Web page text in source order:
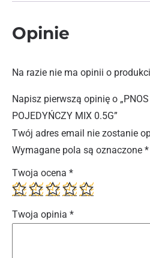
Opinie
Na razie nie ma opinii o
Napisz pierwszą opinię o
POJEDYŃCZY MIX 0.5G”
Twój adres email nie zostanie
Wymagane pola są oznaczone *
Twoja ocena *
Twoja opinia *